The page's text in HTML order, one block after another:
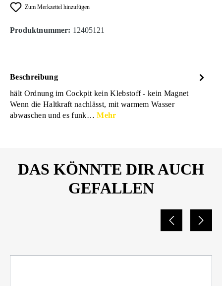
Zum Merkzettel hinzufügen
Produktnummer: 12405121
Beschreibung
hält Ordnung im Cockpit kein Klebstoff - kein Magnet
Wenn die Haltkraft nachlässt, mit warmem Wasser
abwaschen und es funk…Mehr
DAS KÖNNTE DIR AUCH
GEFALLEN